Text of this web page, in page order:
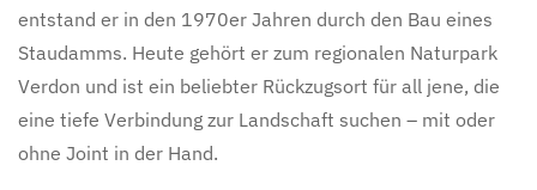
entstand er in den 1970er Jahren durch den Bau eines
Staudamms. Heute gehört er zum regionalen Naturpark
Verdon und ist ein beliebter Rückzugsort für all jene, die
eine tiefe Verbindung zur Landschaft suchen – mit oder
ohne Joint in der Hand.